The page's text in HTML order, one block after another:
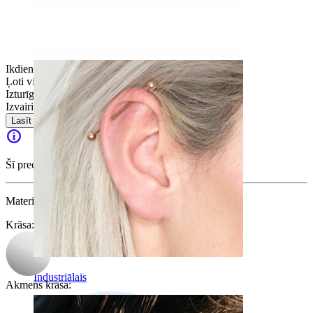
Industriālais
Ikdienas lietošana
Ļoti vienkārša
Izturīga
Izvairies no ūdens
Lasīt vairāk
Šī prece vairs nav pieejama.
Materiāls:
Ķirurģiskais tērauds
Krāsa:
Akmens krāsa: